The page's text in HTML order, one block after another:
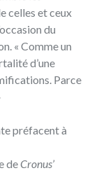
celles et ceux
du
« Comme un
d’une
Parce
préfacent à
deCronus’